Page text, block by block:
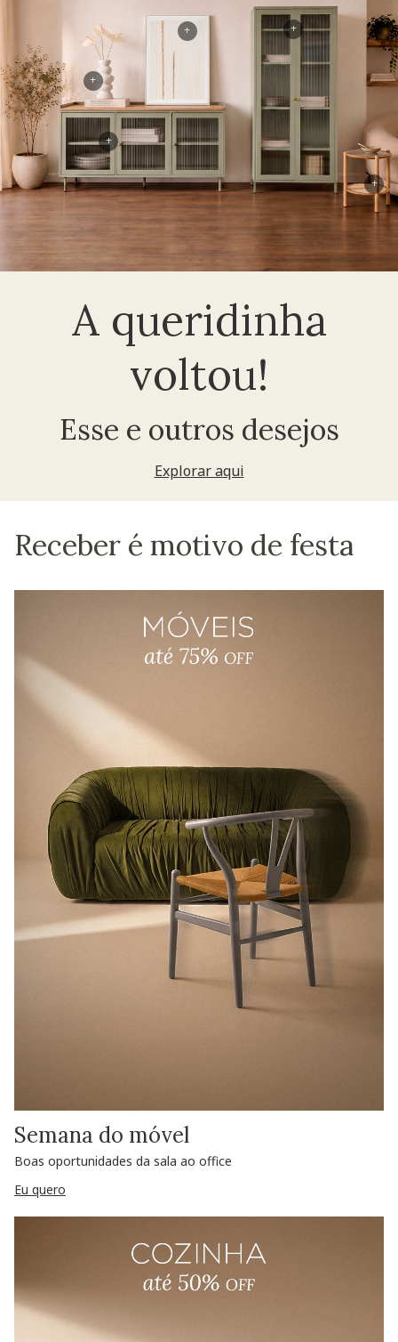
A queridinha
voltou!
Esse e outros desejos
Explorar aqui
+
+
+
+
+
Receber é motivo de festa
Semana do móvel
Boas oportunidades da sala ao office
Eu quero